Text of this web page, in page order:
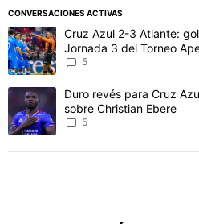
CONVERSACIONES ACTIVAS
Este listado muestra los artículos
Un artículo de tendencia con el
Cruz Azul 2-3 Atlante:
Jornada 3 del Torneo
Un artículo de tendencia con el
Duro revés para Cruz